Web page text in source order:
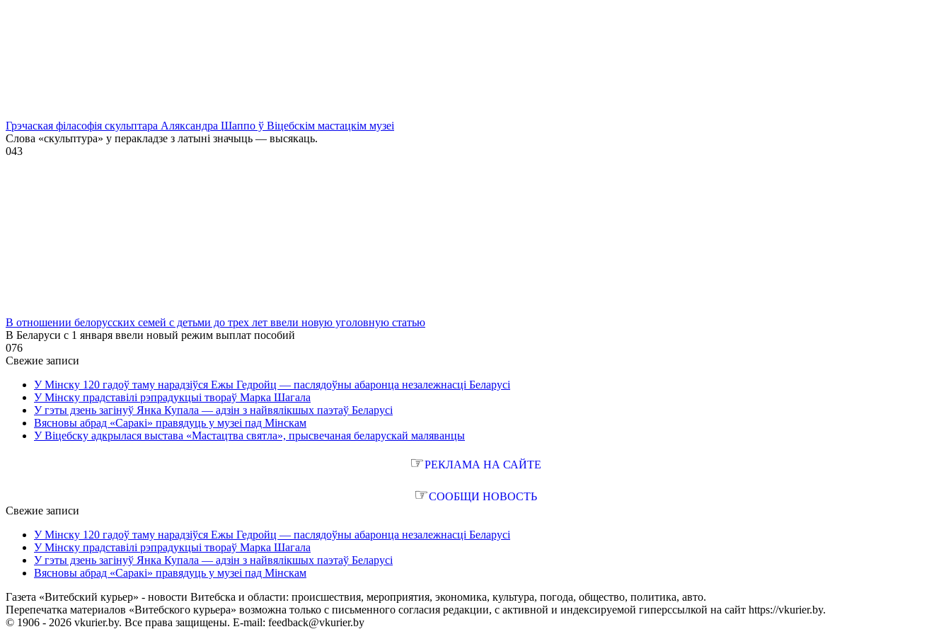
Грэчаская філасофія скульптара Аляксандра Шаппо ў Віцебскім мастацкім музеі
Слова «скульптура» у перакладзе з латыні значыць — высякаць.
043
В отношении белорусских семей с детьми до трех лет ввели новую уголовную статью
В Беларуси с 1 января ввели новый режим выплат пособий
076
Свежие записи
У Мінску 120 гадоў таму нарадзіўся Ежы Гедройц — паслядоўны абаронца незалежнасці Беларусі
У Мінску прадставілі рэпрадукцыі твораў Марка Шагала
У гэты дзень загінуў Янка Купала — адзін з найвялікшых паэтаў Беларусі
Вясновы абрад «Саракі» правядуць у музеі пад Мінскам
У Віцебску адкрылася выстава «Мастацтва святла», прысвечаная беларускай маляванцы
☞РЕКЛАМА НА САЙТЕ
☞СООБЩИ НОВОСТЬ
Свежие записи
У Мінску 120 гадоў таму нарадзіўся Ежы Гедройц — паслядоўны абаронца незалежнасці Беларусі
У Мінску прадставілі рэпрадукцыі твораў Марка Шагала
У гэты дзень загінуў Янка Купала — адзін з найвялікшых паэтаў Беларусі
Вясновы абрад «Саракі» правядуць у музеі пад Мінскам
Газета «Витебский курьер» - новости Витебска и области: происшествия, мероприятия, экономика, культура, погода, общество, политика, авто.
Перепечатка материалов «Витебского курьера» возможна только с письменного согласия редакции, с активной и индексируемой гиперссылкой на сайт https://vkurier.by.
© 1906 - 2026 vkurier.by. Все права защищены. E-mail: feedback@vkurier.by